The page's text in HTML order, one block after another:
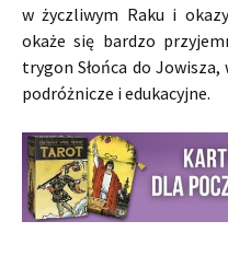
w życzliwym Raku i
okaże się bardzo
trygon Słońca do
podróżnicze i edukacyjne.